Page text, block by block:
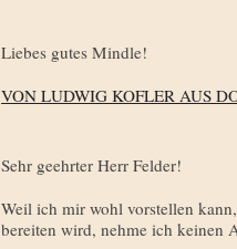
Liebes gutes Mindle!
VON LUDWIG KOFLER AUS
Sehr geehrter Herr Felder!
Weil ich mir wohl vorstellen
bereiten wird, nehme ich keinen